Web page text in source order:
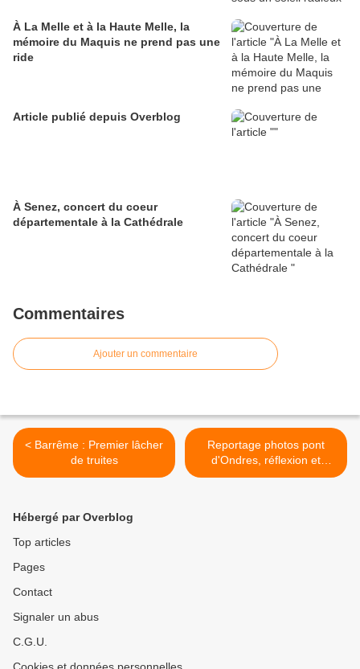
À La Melle et à la Haute Melle, la
mémoire du Maquis ne prend pas une
ride
Article publié depuis Overblog
À Senez, concert du coeur
départementale à la Cathédrale
Commentaires
Ajouter un commentaire
< Barrême : Premier lâcher
de truites
Reportage photos pont
d'Ondres, réflexion et
beauté >
Hébergé par Overblog
Top articles
Pages
Contact
Signaler un abus
C.G.U.